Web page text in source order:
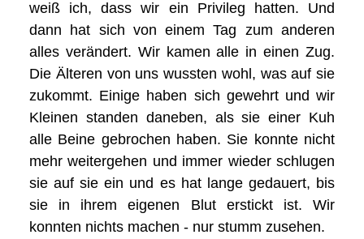
weiß ich, dass wir ein Privileg hatten. Und
dann hat sich von einem Tag zum anderen
alles verändert. Wir kamen alle in einen Zug.
Die Älteren von uns wussten wohl, was auf sie
zukommt. Einige haben sich gewehrt und wir
Kleinen standen daneben, als sie einer Kuh
alle Beine gebrochen haben. Sie konnte nicht
mehr weitergehen und immer wieder schlugen
sie auf sie ein und es hat lange gedauert, bis
sie in ihrem eigenen Blut erstickt ist. Wir
konnten nichts machen - nur stumm zusehen.